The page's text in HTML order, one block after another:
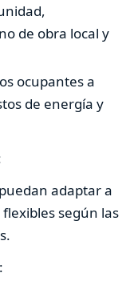
de obra local y
ocupantes a
de energía y
adaptar a
según las
: